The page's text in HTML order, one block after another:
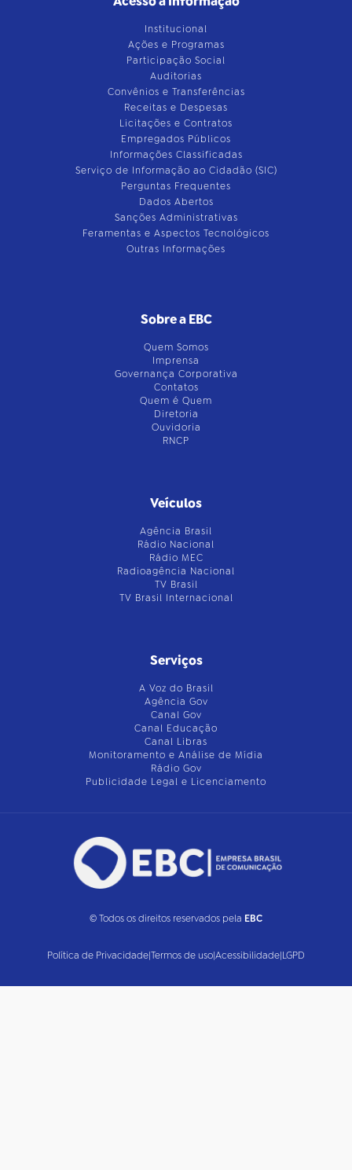
Institucional
Ações e Programas
Participação Social
Auditorias
Convênios e Transferências
Receitas e Despesas
Licitações e Contratos
Empregados Públicos
Informações Classificadas
Serviço de Informação ao Cidadão (SIC)
Perguntas Frequentes
Dados Abertos
Sanções Administrativas
Feramentas e Aspectos Tecnológicos
Outras Informações
Sobre a EBC
Quem Somos
Imprensa
Governança Corporativa
Contatos
Quem é Quem
Diretoria
Ouvidoria
RNCP
Veículos
Agência Brasil
Rádio Nacional
Rádio MEC
Radioagência Nacional
TV Brasil
TV Brasil Internacional
Serviços
A Voz do Brasil
Agência Gov
Canal Gov
Canal Educação
Canal Libras
Monitoramento e Análise de Mídia
Rádio Gov
Publicidade Legal e Licenciamento
© Todos os direitos reservados pela EBC
Política de Privacidade|Termos de uso|Acessibilidade|LGPD